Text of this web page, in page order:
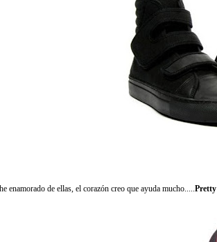
enamorado de ellas, el corazón creo que ayuda mucho.....Pretty